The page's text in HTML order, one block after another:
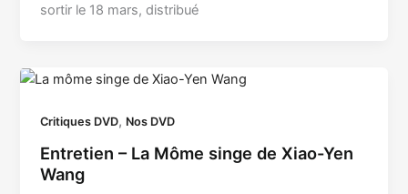
sortir le 18 mars, distribué
Critiques DVD, Nos DVD
Entretien – La Môme singe de Xiao-Yen
Wang